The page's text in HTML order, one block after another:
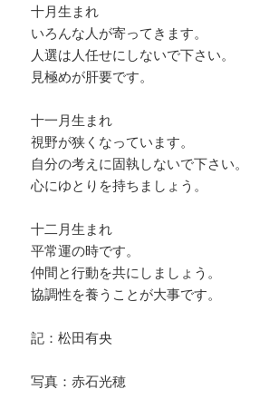
十月生まれ
いろんな人が寄ってきます。
人選は人任せにしないで下さい。
見極めが肝要です。
十一月生まれ
視野が狭くなっています。
自分の考えに固執しないで下さい。
心にゆとりを持ちましょう。
十二月生まれ
平常運の時です。
仲間と行動を共にしましょう。
協調性を養うことが大事です。
記：松田有央
写真：赤石光穂